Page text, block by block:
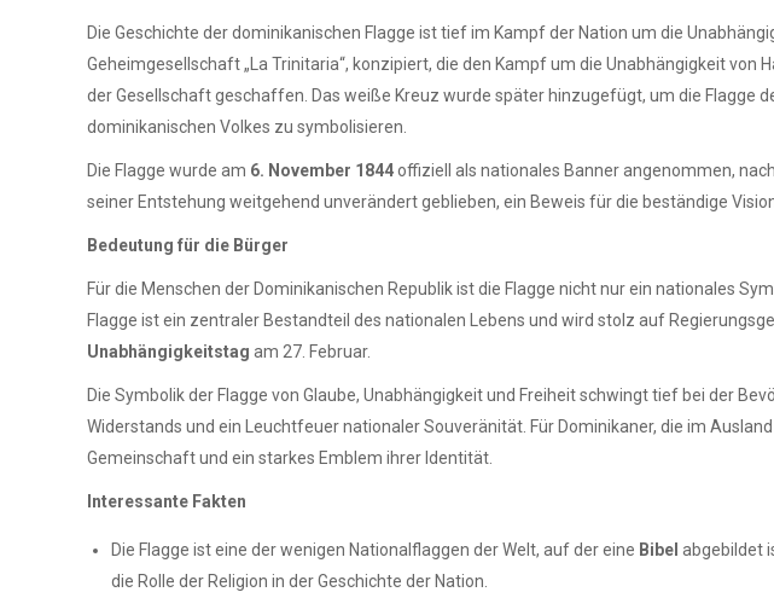
Die Geschichte der dominikanischen Flagge ist tief im Kampf der Nation um die
Geheimgesellschaft „La Trinitaria“, konzipiert, die den Kampf um die Unabhängigkeit
der Gesellschaft geschaffen. Das weiße Kreuz wurde später hinzugefügt, um die Flagge
dominikanischen Volkes zu symbolisieren.
Die Flagge wurde am 6. November 1844offiziell als nationales Banner angenommen,
seiner Entstehung weitgehend unverändert geblieben, ein Beweis für die beständige
Bedeutung für die Bürger
Für die Menschen der Dominikanischen Republik ist die Flagge nicht nur ein nationales
Flagge ist ein zentraler Bestandteil des nationalen Lebens und wird stolz auf
Unabhängigkeitstag am 27. Februar.
Die Symbolik der Flagge von Glaube, Unabhängigkeit und Freiheit schwingt tief bei der
Widerstands und ein Leuchtfeuer nationaler Souveränität. Für Dominikaner, die im
Gemeinschaft und ein starkes Emblem ihrer Identität.
Interessante Fakten
Die Flagge ist eine der wenigen Nationalflaggen der Welt, auf der eine Bibel abgebildet
die Rolle der Religion in der Geschichte der Nation.